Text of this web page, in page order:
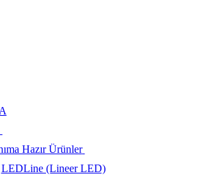
Hazır Ürünler
LEDLine (Lineer LED)